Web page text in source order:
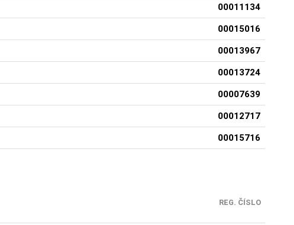
00011134
00015016
00013967
00013724
00007639
00012717
00015716
REG. ČÍSLO